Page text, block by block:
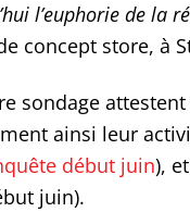
l’euphorie de la
concept store, à
sondage
ainsi leur
début juin),
juin).